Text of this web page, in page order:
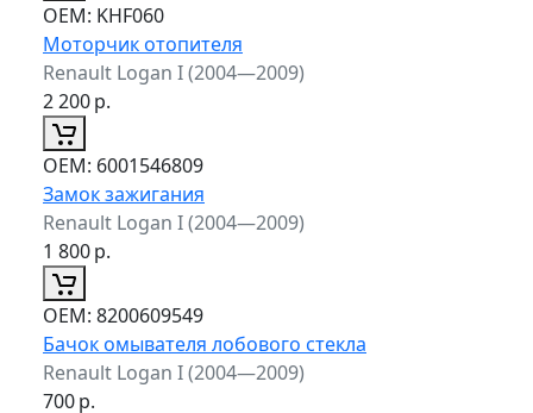
ОЕМ: KHF060
Моторчик отопителя
Renault Logan I (2004—2009)
2 200р.
ОЕМ: 6001546809
Замок зажигания
Renault Logan I (2004—2009)
1 800р.
ОЕМ: 8200609549
Бачок омывателя лобового стекла
Renault Logan I (2004—2009)
700р.